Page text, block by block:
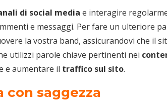
di social media e interagire
e messaggi. Per fare un ulteriore
la vostra band, assicurandovi che il
utilizzi parole chiave pertinenti nei
e aumentare il traffico sul sito.
con saggezza